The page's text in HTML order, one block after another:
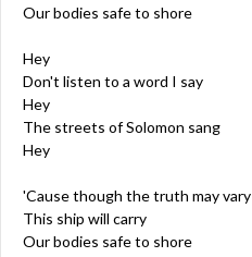
Our bodies safe to shore
Hey
Don't listen to a word I say
Hey
The streets of Solomon sang
Hey
'Cause though the truth may vary
This ship will carry
Our bodies safe to shore